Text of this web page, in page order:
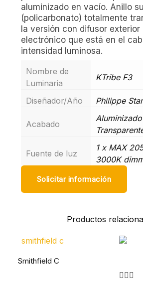
aluminizado en vacío. Anillo
(policarbonato) totalmente
la versión con difusor
electrónico que está en el
intensidad luminosa.
Nombre de
Luminaria
KTribe F3
Diseñador/Año Philippe
Acabado
Fuente de luz
1 x MAX
3000K
Solicitar información
Productos
Smithfield C